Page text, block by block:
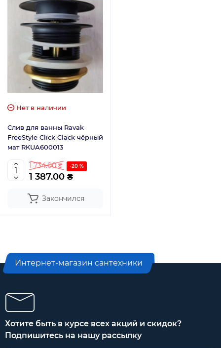
Нет в наличии
Слив для ванны Ravak
FreeStyle Click Clack чёрный
мат RKUA600013
1 734.00 ₴ -20 %
1 387.00 ₴
Закончился
Интернет-магазин сантехники
Хотите быть в курсе всех акций и скидок?
Подпишитесь на нашу рассылку